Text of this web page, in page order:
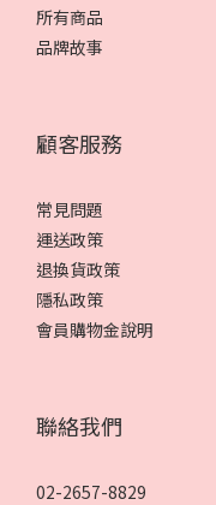
所有商品
品牌故事
顧客服務
常見問題
運送政策
退換貨政策
隱私政策
會員購物金說明
聯絡我們
02-2657-8829